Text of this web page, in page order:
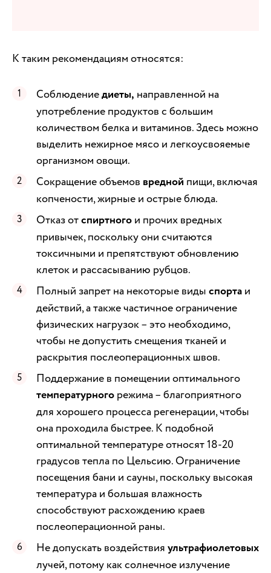
К таким рекомендациям относятся:
Соблюдениедиеты, направленной на
употребление продуктов с большим
количеством белка и витаминов. Здесь можно
выделить нежирное мясо и легкоусвояемые
организмом овощи.
Сокращение объемов вредной пищи, включая
копчености, жирные и острые блюда.
Отказ отспиртного и прочих вредных
привычек, поскольку они считаются
токсичными и препятствуют обновлению
клеток и рассасыванию рубцов.
Полный запрет на некоторые виды спорта и
действий, а также частичное ограничение
физических нагрузок – это необходимо,
чтобы не допустить смещения тканей и
раскрытия послеоперационных швов.
Поддержание в помещении оптимального
температурного режима – благоприятного
для хорошего процесса регенерации, чтобы
она проходила быстрее. К подобной
оптимальной температуре относят 18-20
градусов тепла по Цельсию. Ограничение
посещения бани и сауны, поскольку высокая
температура и большая влажность
способствуют расхождению краев
послеоперационной раны.
Не допускать воздействия ультрафиолетовых
лучей, потому как солнечное излучение